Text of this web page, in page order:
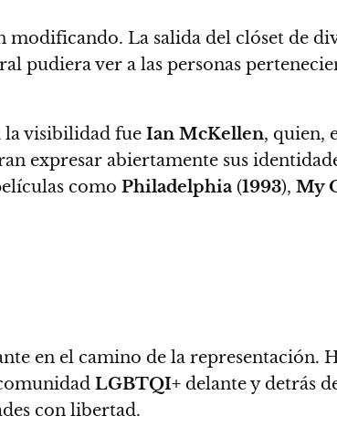
modificando. La salida del clóset de
pudiera ver a las personas
la visibilidad fue Ian McKellen, quien,
expresar abiertamente sus
como Philadelphia (1993), My
en el camino de la representación.
LGBTQI+ delante y detrás
con libertad.